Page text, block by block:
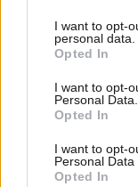
not limited to your
grant or deny
use your data for
consent section.
I want to opt-
personal data.
Opted In
I want to opt-
Personal Data.
Opted In
I want to opt-
Personal Data
Opted In